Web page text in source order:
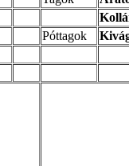
Póttagok